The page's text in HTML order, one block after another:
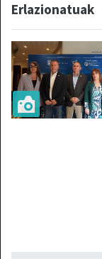
Erlazionatuak